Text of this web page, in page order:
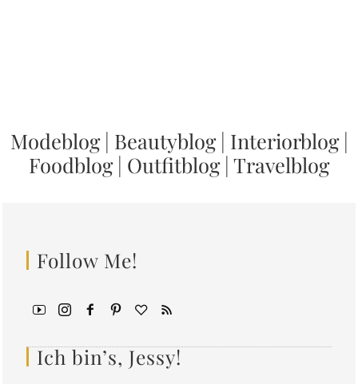
Modeblog| Beautyblog| Interiorblog|
Foodblog| Outfitblog| Travelblog
Follow Me!
Ich bin’s, Jessy!